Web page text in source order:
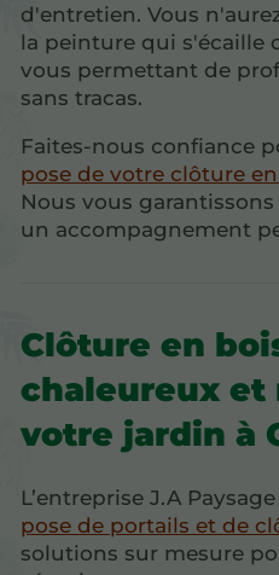
d'entretien. Vous
la peinture qui s'écaille
vous permettant de
sans tracas.
Faites-nous confiance
pose de votre clôture
Nous vous
un accompagnement
Clôture en
chaleureux et
votre jardin à
L’entreprise J.A
pose de portails et de
solutions sur mesure